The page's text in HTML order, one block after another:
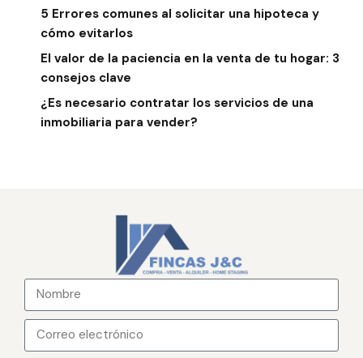
5 Errores comunes al solicitar una hipoteca y
cómo evitarlos
El valor de la paciencia en la venta de tu hogar: 3
consejos clave
¿Es necesario contratar los servicios de una
inmobiliaria para vender?